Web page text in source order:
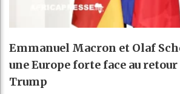
Emmanuel Macron et Olaf
une Europe forte face au
Trump